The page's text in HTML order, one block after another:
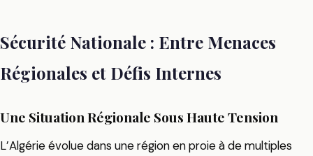
Sécurité Nationale : Entre Menaces
Régionales et Défis Internes
Une Situation Régionale Sous Haute Tension
L’Algérie évolue dans une région en proie à de multiples